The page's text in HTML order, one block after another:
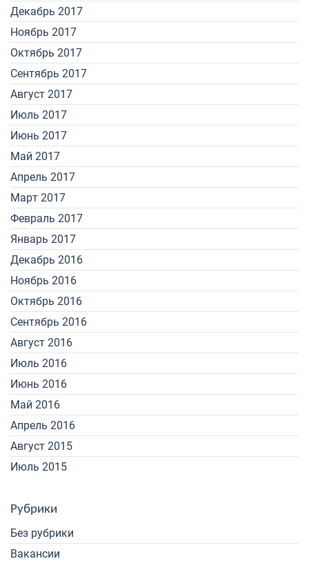
Декабрь 2017
Ноябрь 2017
Октябрь 2017
Сентябрь 2017
Август 2017
Июль 2017
Июнь 2017
Май 2017
Апрель 2017
Март 2017
Февраль 2017
Январь 2017
Декабрь 2016
Ноябрь 2016
Октябрь 2016
Сентябрь 2016
Август 2016
Июль 2016
Июнь 2016
Май 2016
Апрель 2016
Август 2015
Июль 2015
Рубрики
Без рубрики
Вакансии